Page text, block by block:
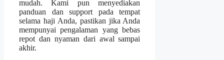
mudah. Kami pun menyediakan
panduan dan support pada tempat
selama haji Anda, pastikan jika Anda
mempunyai pengalaman yang bebas
repot dan nyaman dari awal sampai
akhir.